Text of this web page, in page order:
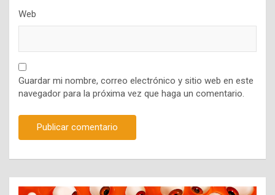
Web
Guardar mi nombre, correo electrónico y sitio web en este
navegador para la próxima vez que haga un comentario.